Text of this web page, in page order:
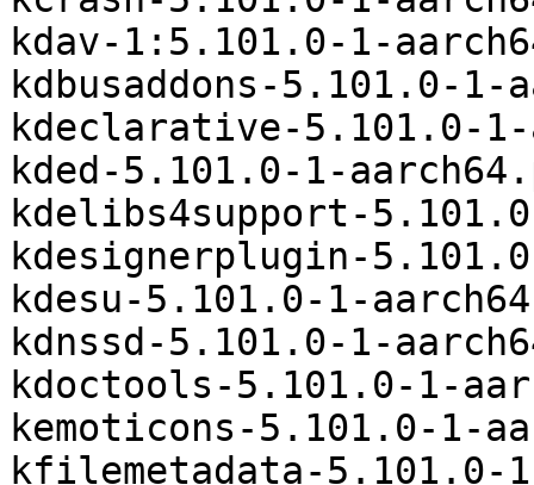
kdav-1:5.101.0-1-
kdbusaddons-5.101.0-
kdeclarative-5.101.0-
kded-5.101.0-1-
kdelibs4support-
kdesignerplugin-
kdesu-5.101.0-1-
kdnssd-5.101.0-1-
kdoctools-5.101.0-1-
kemoticons-5.101.0-1-
kfilemetadata-5.101.0-